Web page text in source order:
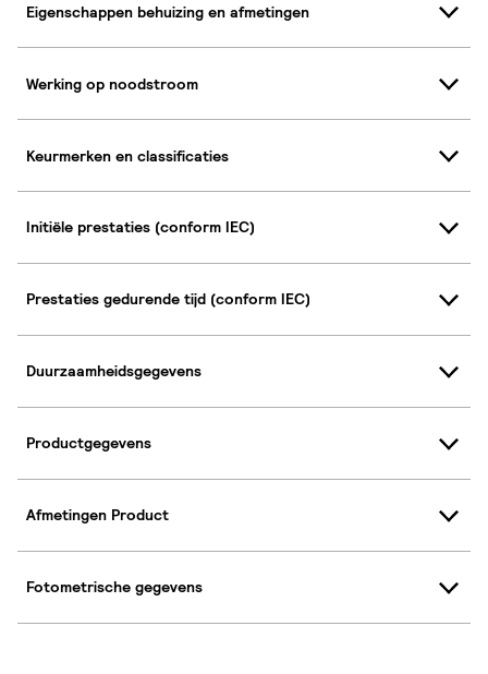
Eigenschappen behuizing en afmetingen
Werking op noodstroom
Keurmerken en classificaties
Initiële prestaties (conform IEC)
Prestaties gedurende tijd (conform IEC)
Duurzaamheidsgegevens
Productgegevens
Afmetingen Product
Fotometrische gegevens